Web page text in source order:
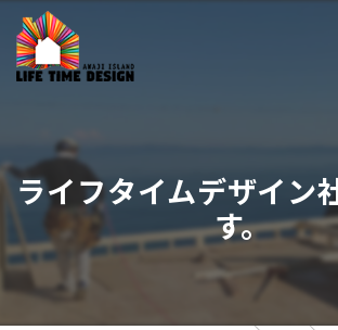
ライフタイムデザイン
す。